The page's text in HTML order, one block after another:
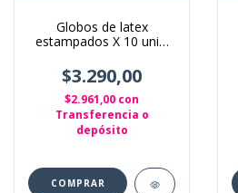
Globos de latex
estampados X 10 unid.
$3.290,00
$2.961,00 con
Transferencia o
depósito